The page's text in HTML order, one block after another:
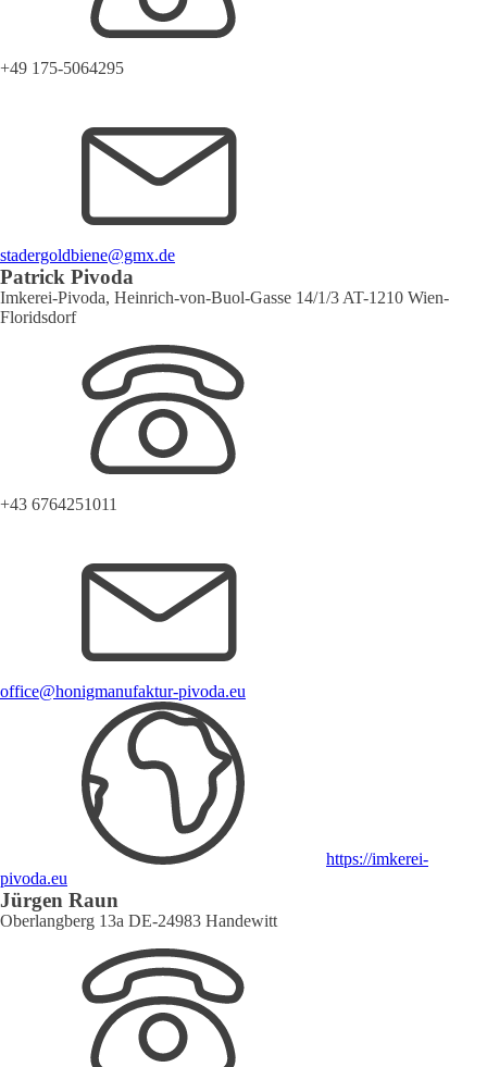
+49 175-5064295
stadergoldbiene@gmx.de
Patrick Pivoda
Imkerei-Pivoda, Heinrich-von-Buol-Gasse 14/1/3 AT-1210 Wien-
Floridsdorf
+43 6764251011
office@honigmanufaktur-pivoda.eu
https://imkerei-
pivoda.eu
Jürgen Raun
Oberlangberg 13a DE-24983 Handewitt